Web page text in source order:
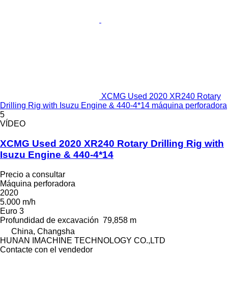
XCMG Used 2020 XR240 Rotary
Drilling Rig with Isuzu Engine & 440-4*14 máquina perforadora
5
VÍDEO
XCMG Used 2020 XR240 Rotary Drilling Rig with
Isuzu Engine & 440-4*14
Precio a consultar
Máquina perforadora
2020
5.000 m/h
Euro 3
Profundidad de excavación 79,858 m
China, Changsha
HUNAN IMACHINE TECHNOLOGY CO.,LTD
Contacte con el vendedor